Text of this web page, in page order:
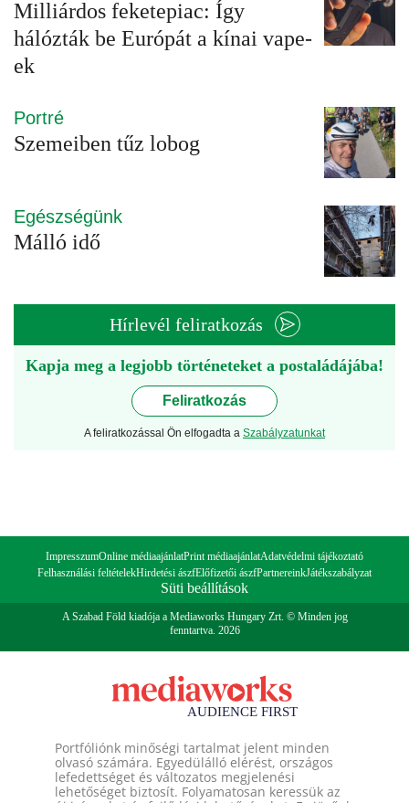
Milliárdos feketepiac: Így
hálózták be Európát a kínai vape-
ek
Portré
Szemeiben tűz lobog
Egészségünk
Málló idő
Hírlevél feliratkozás
Kapja meg a legjobb történeteket a postaládájába!
Feliratkozás
A feliratkozással Ön elfogadta a Szabályzatunkat
ImpresszumOnline médiaajánlatPrint médiaajánlatAdatvédelmi tájékoztató
Felhasználási feltételekHirdetési ászfElőfizetői ászfPartnereinkJátékszabályzat
Süti beállítások
A Szabad Föld kiadója a Mediaworks Hungary Zrt. © Minden jog
fenntartva. 2026
Portfóliónk minőségi tartalmat jelent minden
olvasó számára. Egyedülálló elérést, országos
lefedettséget és változatos megjelenési
lehetőséget biztosít. Folyamatosan keressük az